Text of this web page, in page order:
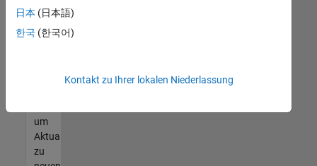
entsprechen,
werden
unseres
um
Aktualisierungen
zu
日本 (日本語)
한국 (한국어)
Kontakt zu Ihrer lokalen Niederlassung